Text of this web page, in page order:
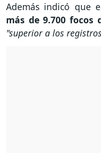
Además indicó que
más de 9.700 focos
"superior a los